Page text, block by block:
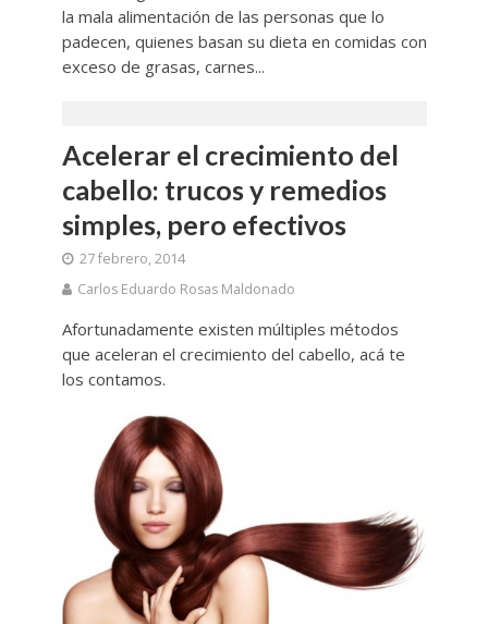
la mala alimentación de las personas que lo
padecen, quienes basan su dieta en comidas con
exceso de grasas, carnes...
Acelerar el crecimiento del
cabello: trucos y remedios
simples, pero efectivos
27 febrero, 2014
Carlos Eduardo Rosas Maldonado
Afortunadamente existen múltiples métodos
que aceleran el crecimiento del cabello, acá te
los contamos.